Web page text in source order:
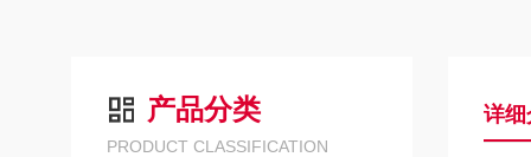
产品分类
PRODUCT CLASSIFICATION
详细